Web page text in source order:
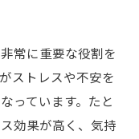
常に重要な役割を
ストレスや不安を
っています。たと
効果が高く、気持